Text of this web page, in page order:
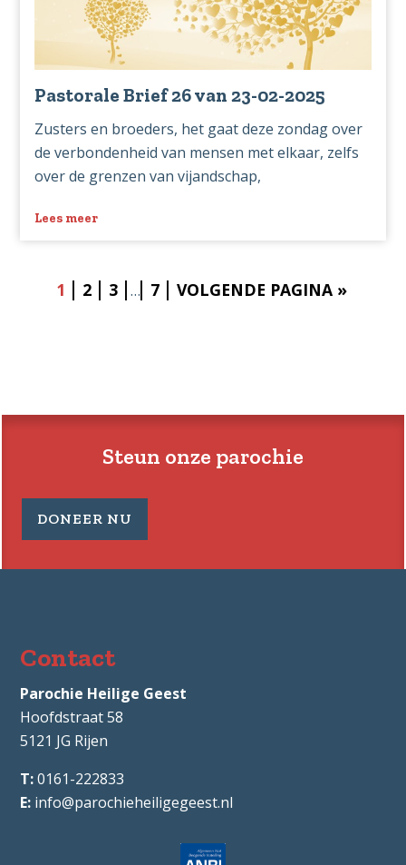
2025
Pastorale Brief 26 van 23-02-2025
Zusters en broeders, het gaat deze zondag over
de verbondenheid van mensen met elkaar, zelfs
over de grenzen van vijandschap,
Lees meerover
26
van
HUIDIGE
1 PAGINA
2 PAGINA
3
INTERIM
… PAGINA
7
GA
VOLGENDE PAGINA »
Steun onze parochie
DONEER NU
Contact
Parochie Heilige Geest
Hoofdstraat 58
5121 JG Rijen
0161-222833
info@parochieheiligegeest.nl